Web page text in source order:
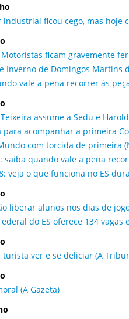
industrial ficou cego, mas hoje
ficam gravemente
Inverno de Domingos Martins
vale a pena recorrer às
assume a Sedu e
para acompanhar a primeira
com torcida de primeira
saiba quando vale a pena
veja o que funciona no ES
liberar alunos nos dias de
do ES oferece 134
turista ver e se deliciar (A
(A Gazeta)